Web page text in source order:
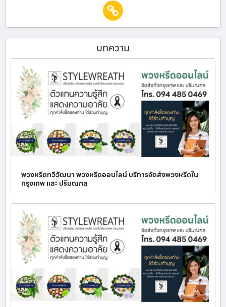
บทความ
พวงหรีดทวีวัฒนา พวงหรีดออนไลน์ บริการจัดส่งพวงหรีดใน
กรุงเทพ และ ปริมณฑล